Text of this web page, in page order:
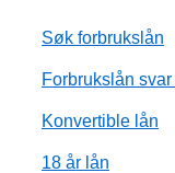
Søk forbrukslån
Forbrukslån
Konvertible lån
18 år lån